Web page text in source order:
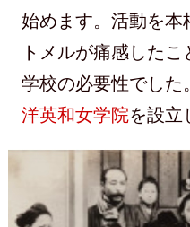
始めます。活動を本
トメルが痛感した
学校の必要性でし
洋英和女学院を設立